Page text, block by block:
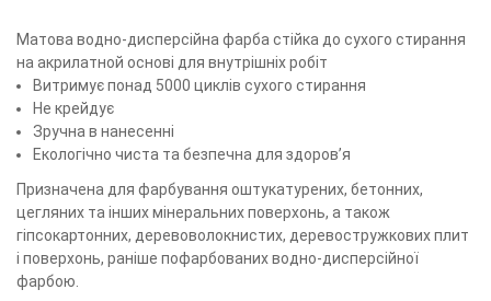
Матова водно-дисперсійна фарба стійка до сухого стирання
на акрилатной основі для внутрішніх робіт
Витримує понад 5000 циклів сухого стирання
Не крейдує
Зручна в нанесенні
Екологічно чиста та безпечна для здоров’я
Призначена для фарбування оштукатурених, бетонних,
цегляних та інших мінеральних поверхонь, а також
гіпсокартонних, деревоволокнистих, деревостружкових плит
і поверхонь, раніше пофарбованих водно-дисперсійної
фарбою.